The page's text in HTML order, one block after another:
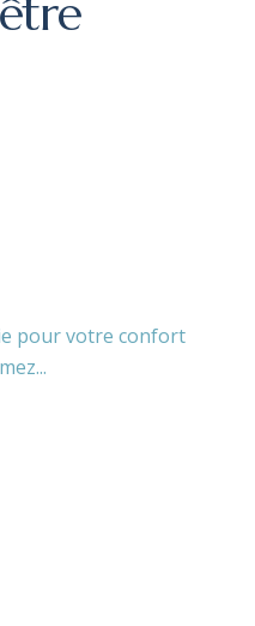
pour votre confort